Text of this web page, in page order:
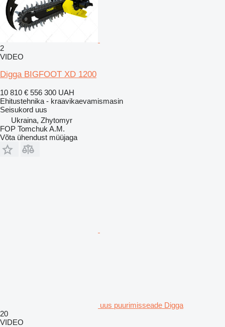
2
VIDEO
Digga BIGFOOT XD 1200
10 810 € 556 300 UAH
Ehitustehnika - kraavikaevamismasin
Seisukord uus
Ukraina, Zhytomyr
FOP Tomchuk A.M.
Võta ühendust müüjaga
uus puurimisseade Digga
20
VIDEO